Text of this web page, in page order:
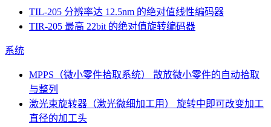
TIL-205 分辨率达 12.5nm 的绝对值线性编码器
TIR-205 最高 22bit 的绝对值旋转编码器
系统
MPPS（微小零件拾取系统） 散放微小零件的自动拾取
与整列
激光束旋转器（激光微细加工用） 旋转中即可改变加工
直径的加工头